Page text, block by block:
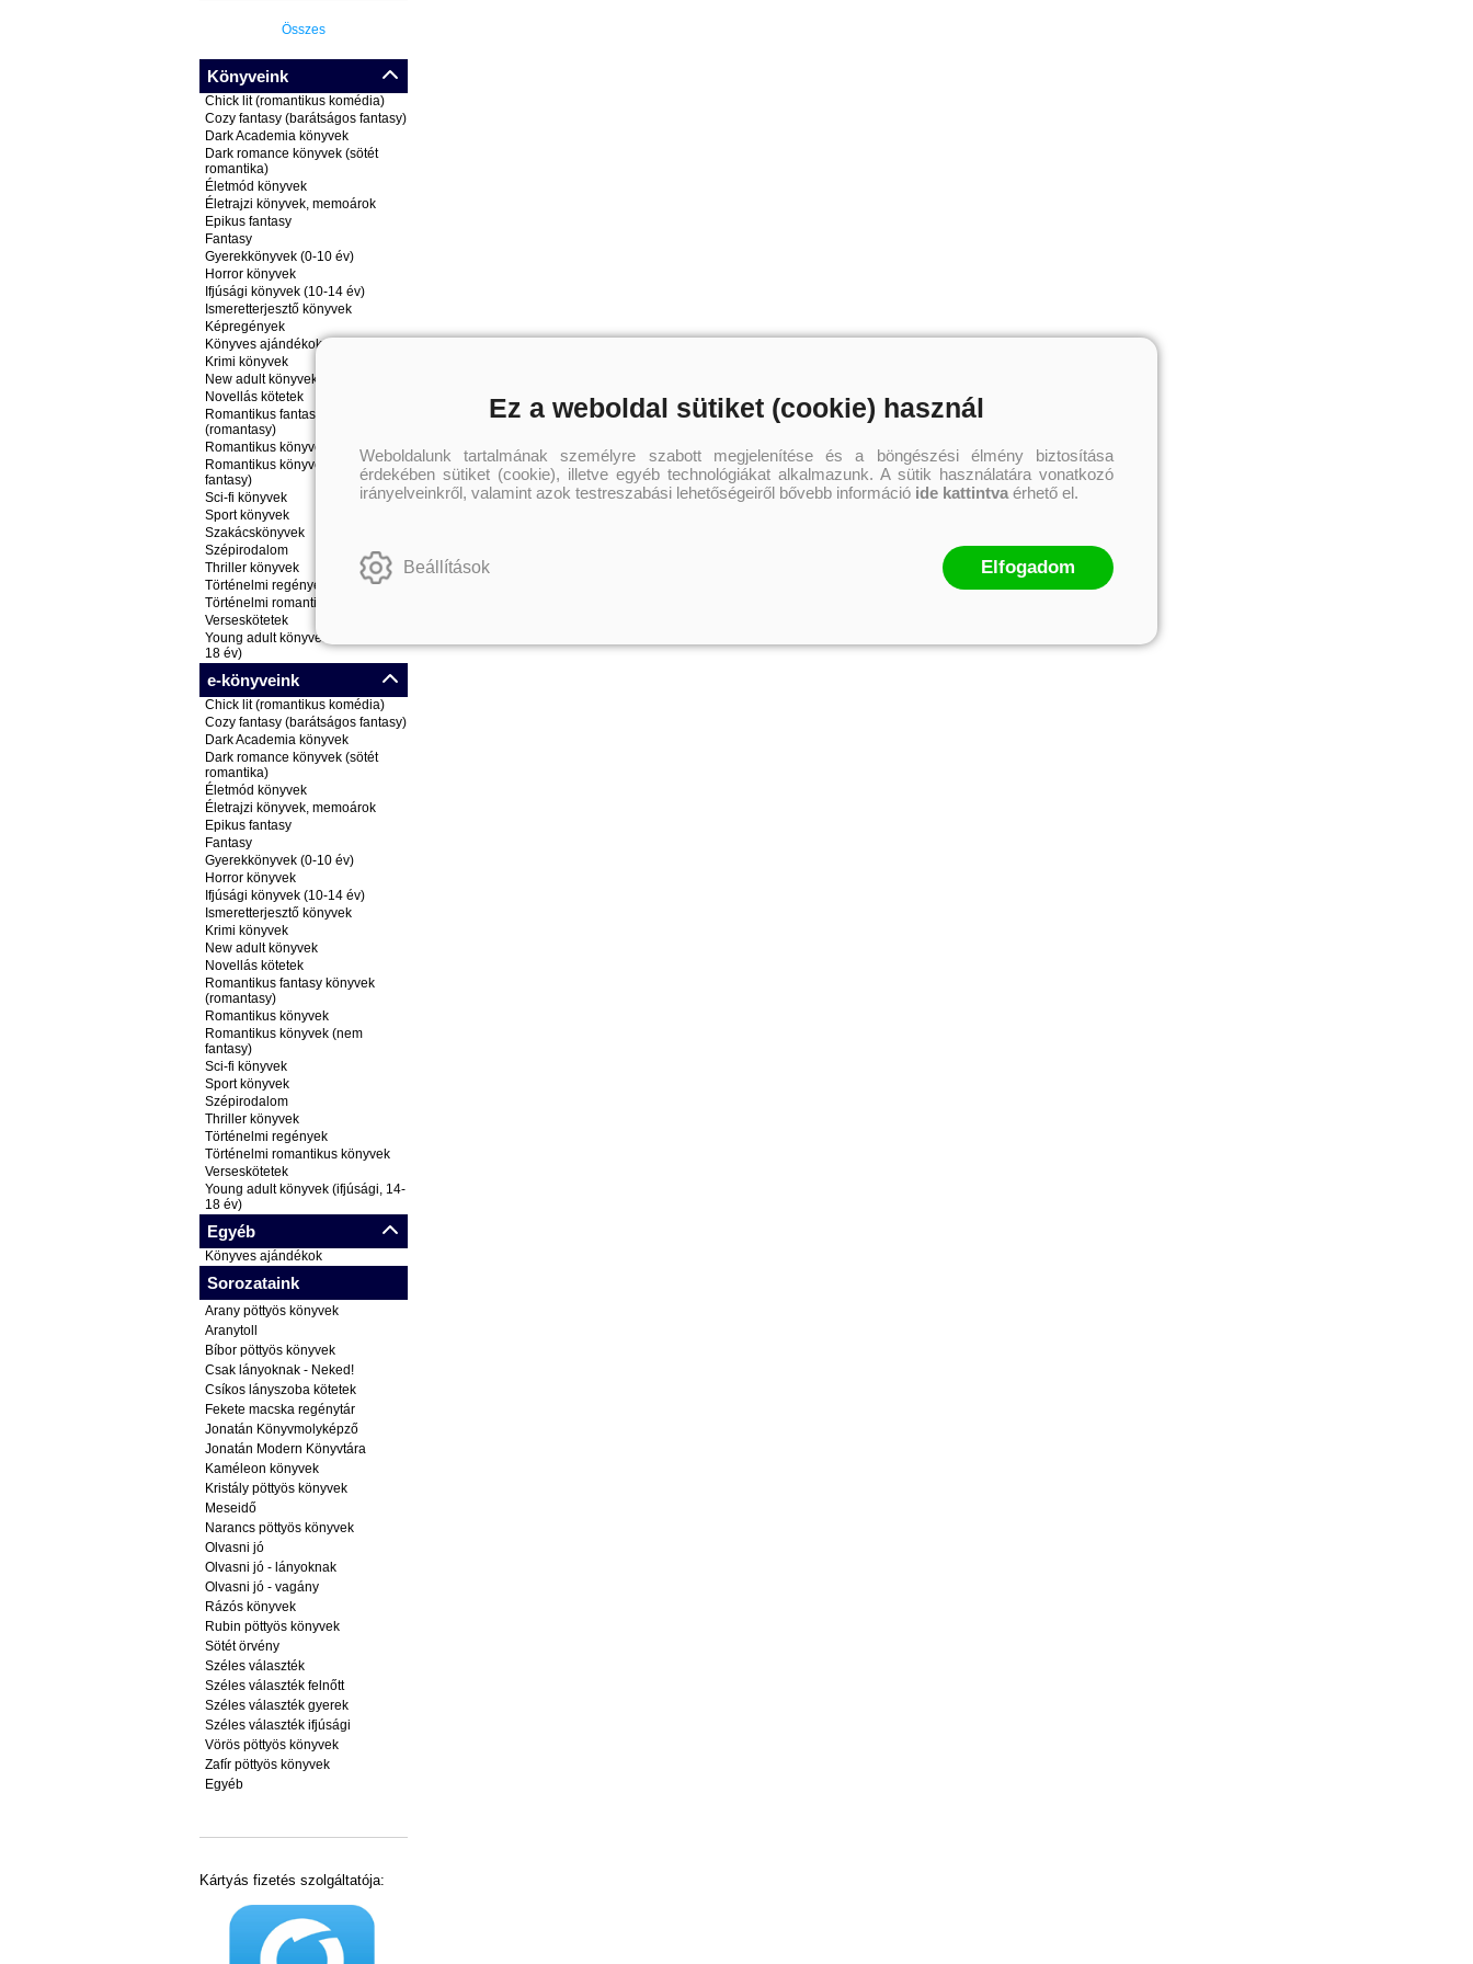
Összes
Könyveink
Chick lit (romantikus komédia)
Cozy fantasy (barátságos fantasy)
Dark Academia könyvek
Dark romance könyvek (sötét
romantika)
Életmód könyvek
Életrajzi könyvek, memoárok
Epikus fantasy
Fantasy
Gyerekkönyvek (0-10 év)
Horror könyvek
Ifjúsági könyvek (10-14 év)
Ismeretterjesztő könyvek
Képregények
Könyves ajándékok
Krimi könyvek
New adult könyvek
Novellás kötetek
Romantikus fantasy könyvek
(romantasy)
Romantikus könyvek
Romantikus könyvek (nem
fantasy)
Sci-fi könyvek
Sport könyvek
Szakácskönyvek
Szépirodalom
Thriller könyvek
Történelmi regények
Történelmi romantikus könyvek
Verseskötetek
Young adult könyvek (ifjúsági, 14-
18 év)
e-könyveink
Chick lit (romantikus komédia)
Cozy fantasy (barátságos fantasy)
Dark Academia könyvek
Dark romance könyvek (sötét
romantika)
Életmód könyvek
Életrajzi könyvek, memoárok
Epikus fantasy
Fantasy
Gyerekkönyvek (0-10 év)
Horror könyvek
Ifjúsági könyvek (10-14 év)
Ismeretterjesztő könyvek
Krimi könyvek
New adult könyvek
Novellás kötetek
Romantikus fantasy könyvek
(romantasy)
Romantikus könyvek
Romantikus könyvek (nem
fantasy)
Sci-fi könyvek
Sport könyvek
Szépirodalom
Thriller könyvek
Történelmi regények
Történelmi romantikus könyvek
Verseskötetek
Young adult könyvek (ifjúsági, 14-
18 év)
Egyéb
Könyves ajándékok
Sorozataink
Arany pöttyös könyvek
Aranytoll
Bíbor pöttyös könyvek
Csak lányoknak - Neked!
Csíkos lányszoba kötetek
Fekete macska regénytár
Jonatán Könyvmolyképző
Jonatán Modern Könyvtára
Kaméleon könyvek
Kristály pöttyös könyvek
Meseidő
Narancs pöttyös könyvek
Olvasni jó
Olvasni jó - lányoknak
Olvasni jó - vagány
Rázós könyvek
Rubin pöttyös könyvek
Sötét örvény
Széles választék
Széles választék felnőtt
Széles választék gyerek
Széles választék ifjúsági
Vörös pöttyös könyvek
Zafír pöttyös könyvek
Egyéb
Kártyás fizetés szolgáltatója:
Ez a weboldal sütiket (cookie) használ
Weboldalunk tartalmának személyre szabott megjelenítése és a böngészési élmény biztosítása
érdekében sütiket (cookie), illetve egyéb technológiákat alkalmazunk. A sütik használatára vonatkozó
irányelveinkről, valamint azok testreszabási lehetőségeiről bővebb információ ide kattintva érhető el.
Beállítások Elfogadom